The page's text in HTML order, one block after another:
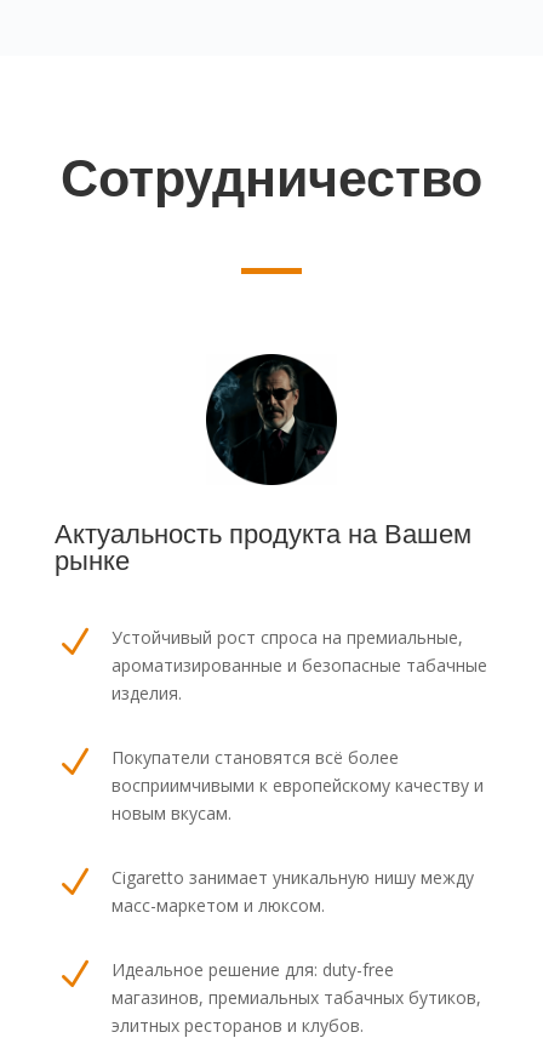
Сотрудничество
Актуальность продукта на Вашем
рынке
N
Устойчивый рост спроса на премиальные,
ароматизированные и безопасные табачные
изделия.
N
Покупатели становятся всё более
восприимчивыми к европейскому качеству и
новым вкусам.
N
Cigaretto занимает уникальную нишу между
масс-маркетом и люксом.
N
Идеальное решение для: duty-free
магазинов, премиальных табачных бутиков,
элитных ресторанов и клубов.